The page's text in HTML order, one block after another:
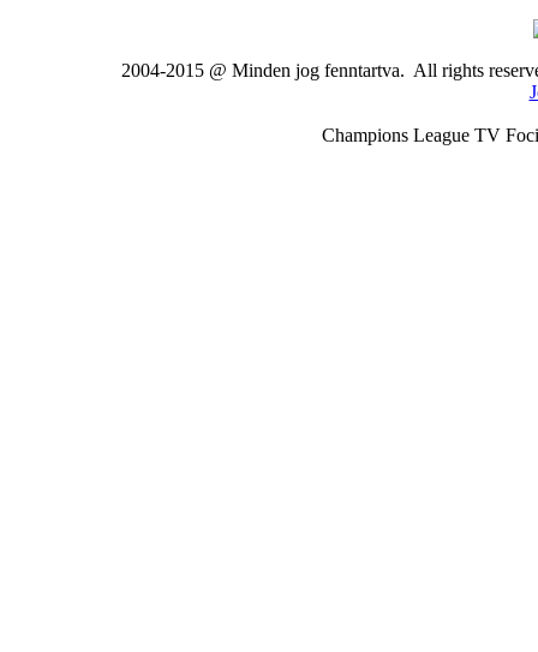
2004-2015 @ Minden jog fenntartva. All rights
Champions League TV